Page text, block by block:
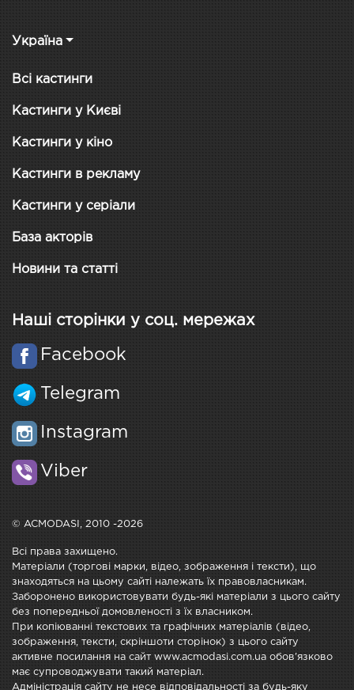
Україна
Всі кастинги
Кастинги у Києві
Кастинги у кіно
Кастинги в рекламу
Кастинги у серіали
База акторів
Новини та статті
Наші сторінки у соц. мережах
Facebook
Telegram
Instagram
Viber
© ACMODASI, 2010 -2026
Всі права захищено.
Матеріали (торгові марки, відео, зображення і тексти), що
знаходяться на цьому сайті належать їх правовласникам.
Заборонено використовувати будь-які матеріали з цього сайту
без попередньої домовленості з їх власником.
При копіюванні текстових та графічних матеріалів (відео,
зображення, тексти, скріншоти сторінок) з цього сайту
активне посилання на сайт www.acmodasi.com.ua обов'язково
має супроводжувати такий матеріал.
Адміністрація сайту не несе відповідальності за будь-яку